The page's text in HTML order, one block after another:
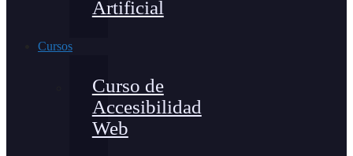
Artificial
Cursos
Curso de
Accesibilidad
Web